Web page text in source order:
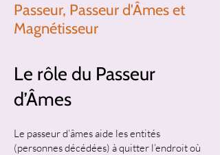
Passeur, Passeur d'Âmes et
Magnétisseur
Le rôle du Passeur
d’Âmes
Le passeur d’âmes aide les entités
(personnes décédées) à quitter l’endroit où